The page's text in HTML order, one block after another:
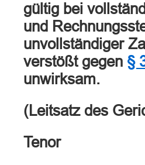
gültig bei
und
unvollständiger
verstößt gegen §
unwirksam.
(Leitsatz des
Tenor